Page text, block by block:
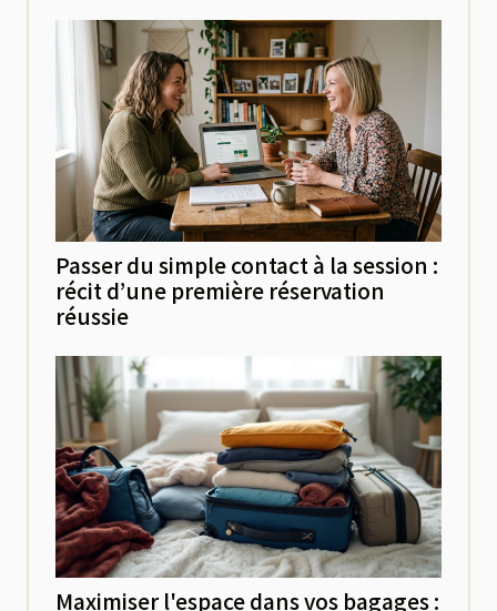
Passer du simple contact à la session :
récit d’une première réservation
réussie
Maximiser l'espace dans vos bagages :